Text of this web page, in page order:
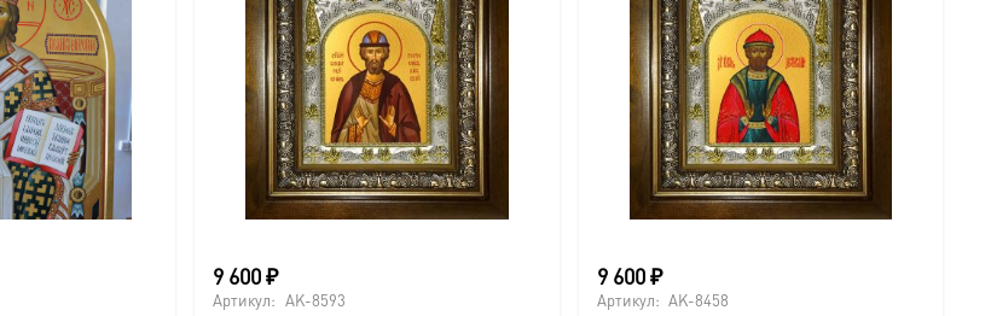
9 600₽
Артикул: AK-8593
9 600₽
Артикул: AK-8458